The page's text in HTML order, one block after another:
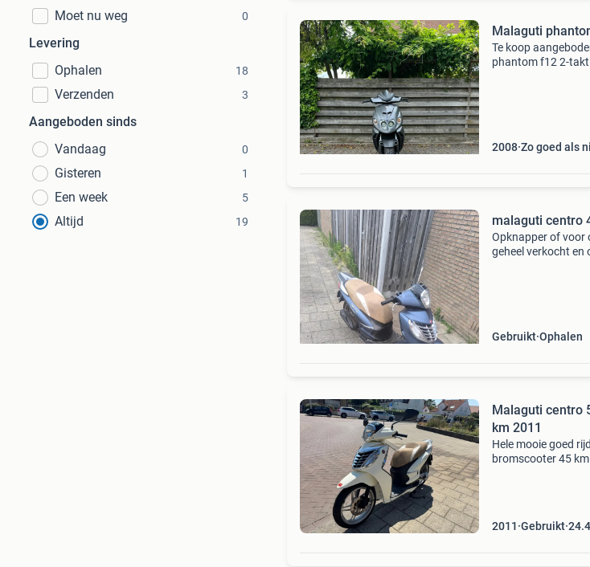
Moet nu weg
0
Levering
Ophalen
18
Verzenden 3
Aangeboden sinds
Vandaag
0
Gisteren 1
Een week 5
Altijd 19
Malaguti
Te koop
phantom f12 2-
2008 Zo goed als
malaguti centro
Opknapper of voor
geheel verkocht en
Gebruikt Ophalen
Malaguti centro
km 2011
Hele mooie goed
bromscooter 45
2011 Gebruikt